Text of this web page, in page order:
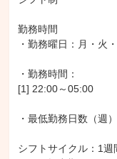
勤務時間
・勤務曜日：月・火
・勤務時間：
[1] 22:00～05:00
・最低勤務日数（週
シフトサイクル：1週